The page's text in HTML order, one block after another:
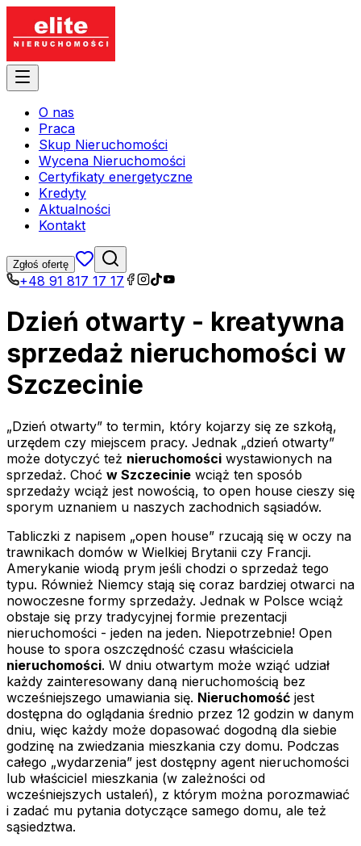
O nas
Praca
Skup Nieruchomości
Wycena Nieruchomości
Certyfikaty energetyczne
Kredyty
Aktualności
Kontakt
Zgłoś ofertę
+48 91 817 17 17
Dzień otwarty - kreatywna
sprzedaż nieruchomości w
Szczecinie
„Dzień otwarty” to termin, który kojarzy się ze szkołą,
urzędem czy miejscem pracy. Jednak „dzień otwarty”
może dotyczyć też nieruchomości wystawionych na
sprzedaż. Choć w Szczecinie wciąż ten sposób
sprzedaży wciąż jest nowością, to open house cieszy się
sporym uznaniem u naszych zachodnich sąsiadów.
Tabliczki z napisem „open house” rzucają się w oczy na
trawnikach domów w Wielkiej Brytanii czy Francji.
Amerykanie wiodą prym jeśli chodzi o sprzedaż tego
typu. Również Niemcy stają się coraz bardziej otwarci na
nowoczesne formy sprzedaży. Jednak w Polsce wciąż
obstaje się przy tradycyjnej formie prezentacji
nieruchomości - jeden na jeden. Niepotrzebnie! Open
house to spora oszczędność czasu właściciela
nieruchomości. W dniu otwartym może wziąć udział
każdy zainteresowany daną nieruchomością bez
wcześniejszego umawiania się. Nieruchomość jest
dostępna do oglądania średnio przez 12 godzin w danym
dniu, więc każdy może dopasować dogodną dla siebie
godzinę na zwiedzania mieszkania czy domu. Podczas
całego „wydarzenia” jest dostępny agent nieruchomości
lub właściciel mieszkania (w zależności od
wcześniejszych ustaleń), z którym można porozmawiać
i zadać mu pytania dotyczące samego domu, ale też
sąsiedztwa.